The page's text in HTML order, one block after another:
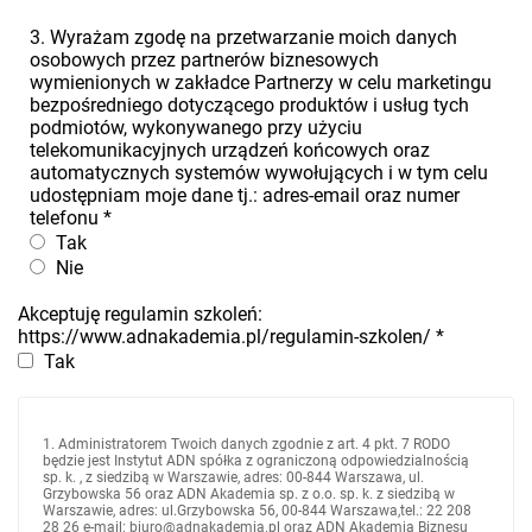
3. Wyrażam zgodę na przetwarzanie moich danych
osobowych przez partnerów biznesowych
wymienionych w zakładce Partnerzy w celu marketingu
bezpośredniego dotyczącego produktów i usług tych
podmiotów, wykonywanego przy użyciu
telekomunikacyjnych urządzeń końcowych oraz
automatycznych systemów wywołujących i w tym celu
udostępniam moje dane tj.: adres-email oraz numer
telefonu *
Tak
Nie
Akceptuję regulamin szkoleń:
https://www.adnakademia.pl/regulamin-szkolen/ *
Tak
1. Administratorem Twoich danych zgodnie z art. 4 pkt. 7 RODO
będzie jest Instytut ADN spółka z ograniczoną odpowiedzialnością
sp. k. , z siedzibą w Warszawie, adres: 00-844 Warszawa, ul.
Grzybowska 56 oraz ADN Akademia sp. z o.o. sp. k. z siedzibą w
Warszawie, adres: ul.Grzybowska 56, 00-844 Warszawa,tel.: 22 208
28 26 e-mail: biuro@adnakademia.pl oraz ADN Akademia Biznesu